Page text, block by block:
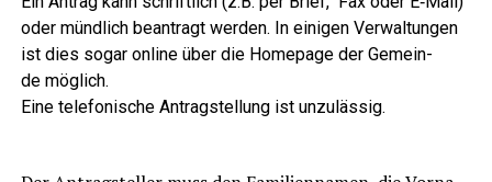
oder münd­lich bean­tragt wer­den. In eini­gen Ver­wal­tun­gen
ist dies sogar online über die Home­page der Gemein­
de möglich.
Eine tele­fo­ni­sche Antrag­stel­lung ist unzu­läs­sig.